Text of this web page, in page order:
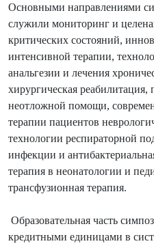
Основными направлениями
служили мониторинг и
критических состояний,
интенсивной терапии,
анальгезии и лечения
хирургическая
неотложной помощи,
терапии пациентов
технологии респираторной
инфекции и
терапия в неонатологии и
трансфузионная терапия.
Образовательная часть
кредитными единицами в